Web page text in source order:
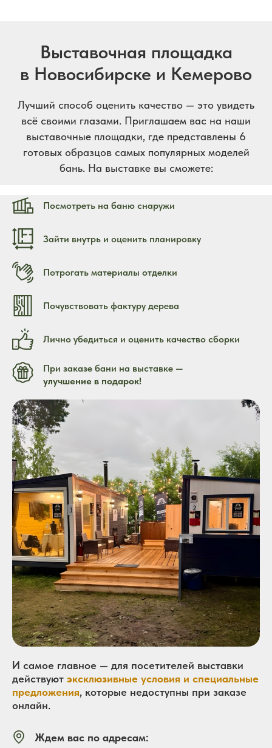
Выставочная площадка
в Новосибирске и Кемерово
Лучший способ оценить качество — это увидеть
всё своими глазами. Приглашаем вас на наши
выставочные площадки, где представлены 6
готовых образцов самых популярных моделей
бань. На выставке вы сможете:
Посмотреть на баню снаружи
Зайти внутрь и оценить планировку
Потрогать материалы отделки
Почувствовать фактуру дерева
Лично убедиться и оценить качество сборки
При заказе бани на выставке —
улучшение в подарок!
И самое главное — для посетителей выставки
действуют эксклюзивные условия и специальные
предложения, которые недоступны при заказе
онлайн.
Ждем вас по адресам:
ПОЛУЧИТЕ КАТАЛОГ ИЗ 28
НАШИХ ЛУЧШИХ БАНЬ
ДАЧИ И ДОМА В MAX В 1
Пришлём в течении 2 минут
каталог нашихбань с ценами
и работами за 2026 год в формате PDF
Нажмите на кнопку ниже и вас
перенаправит в MAX и просто
нужно будет отправить сообщение:
«Хочу получить каталог»
ПОЛУЧИТЬ КАТАЛОГ ИЗ 28
ПРОЕКТОВ БАНЬ В MAX